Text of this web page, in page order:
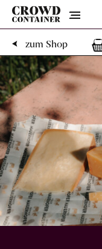
Menu
zum Shop